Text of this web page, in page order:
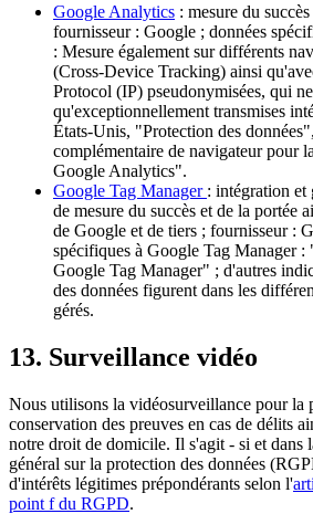
Google Analytics : mesure du
fournisseur : Google ; données
: Mesure également sur différents
(Cross-Device Tracking) ainsi
Protocol (IP) pseudonymisées, qui
qu'exceptionnellement transmises
États-Unis, "Protection des
complémentaire de navigateur pour
Google Analytics".
Google Tag Manager : intégration et
de mesure du succès et de la portée
de Google et de tiers ; fournisseur :
spécifiques à Google Tag Manager :
Google Tag Manager" ; d'autres
des données figurent dans les
gérés.
13. Surveillance vidéo
Nous utilisons la vidéosurveillance pour la
conservation des preuves en cas de délits
notre droit de domicile. Il s'agit - si et dans
général sur la protection des données
d'intérêts légitimes prépondérants selon l'
point f du RGPD.